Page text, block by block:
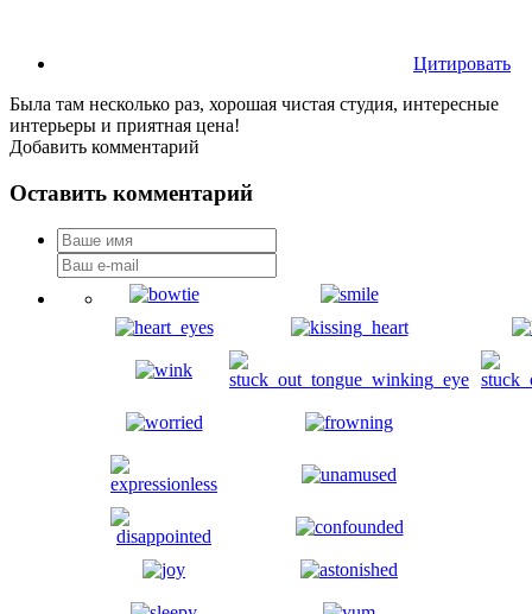
Цитировать
Была там несколько раз, хорошая чистая студия, интересные
интерьеры и приятная цена!
Добавить комментарий
Оставить комментарий